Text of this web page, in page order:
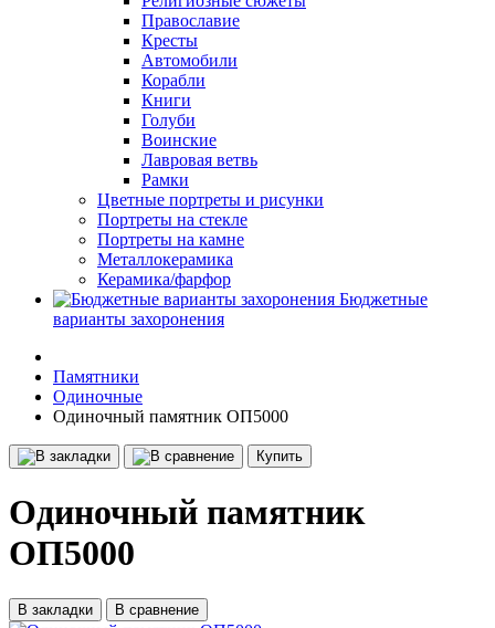
Православие
Кресты
Автомобили
Корабли
Книги
Голуби
Воинские
Лавровая ветвь
Рамки
Цветные портреты и рисунки
Портреты на стекле
Портреты на камне
Металлокерамика
Керамика/фарфор
Бюджетные
варианты захоронения
Памятники
Одиночные
Одиночный памятник ОП5000
Купить
Одиночный памятник
ОП5000
В закладки В сравнение